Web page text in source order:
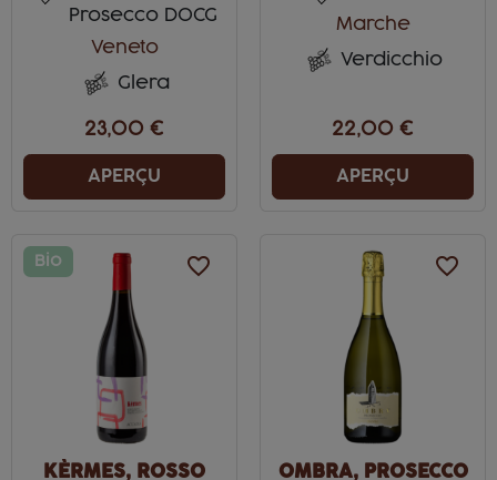
Prosecco DOCG
Veneto
Glera
23,00 €
APERÇU
Marche
Verdicchio
22,00 €
APERÇU
favorite_border
Bio
KÈRMES, ROSSO
favorite_border
OMBRA, PROSECCO